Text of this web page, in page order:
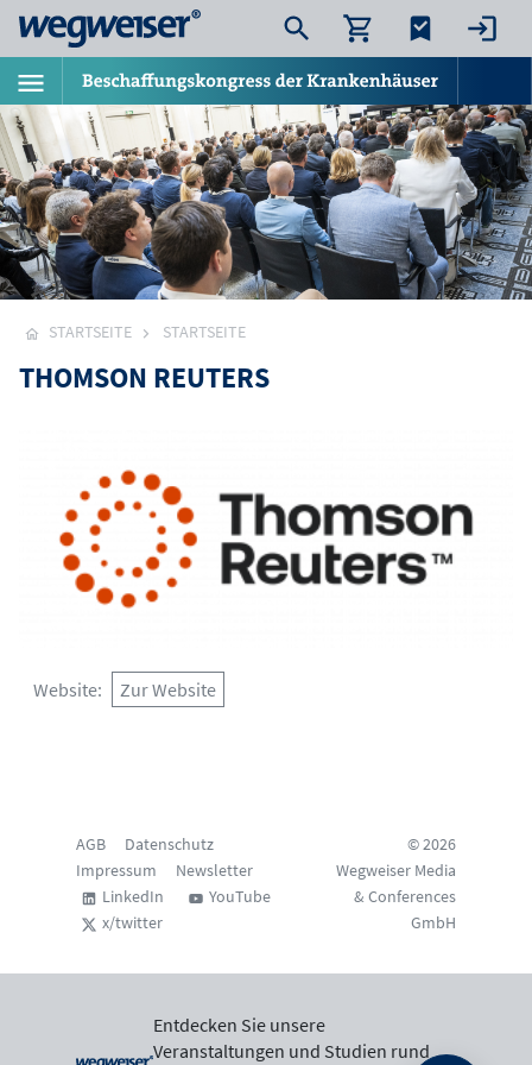
STARTSEITE STARTSEITE
THOMSON REUTERS
Website Zur Website
AGB
Datenschutz
Impressum
Newsletter
LinkedIn
YouTube
x/twitter
© 2026
Wegweiser Media
& Conferences
GmbH
Entdecken Sie unsere
Veranstaltungen und Studien rund